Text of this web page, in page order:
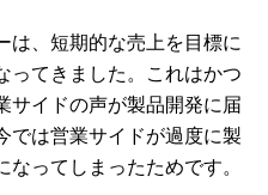
は、短期的な売上を目標に
ってきました。これはかつ
サイドの声が製品開発に届
では営業サイドが過度に製
ってしまったためです。